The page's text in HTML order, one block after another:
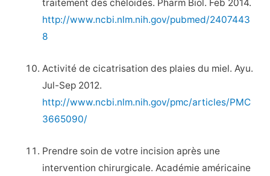
traitement des chéloïdes. Pharm Biol. Feb 2014.
http://www.ncbi.nlm.nih.gov/pubmed/2407443
8
Activité de cicatrisation des plaies du miel. Ayu.
Jul-Sep 2012.
http://www.ncbi.nlm.nih.gov/pmc/articles/PMC
3665090/
Prendre soin de votre incision après une
intervention chirurgicale. Académie américaine